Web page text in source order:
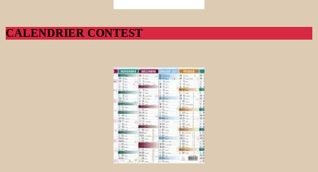
CALENDRIER CONTEST